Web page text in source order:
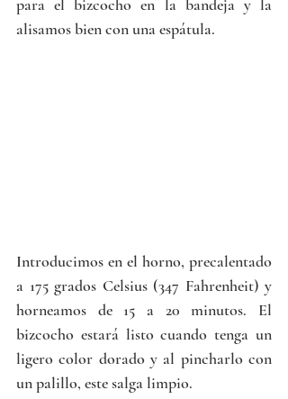
para el bizcocho en la bandeja y la
alisamos bien con una espátula.
Introducimos en el horno, precalentado
a 175 grados Celsius (347 Fahrenheit) y
horneamos de 15 a 20 minutos. El
bizcocho estará listo cuando tenga un
ligero color dorado y al pincharlo con
un palillo, este salga limpio.